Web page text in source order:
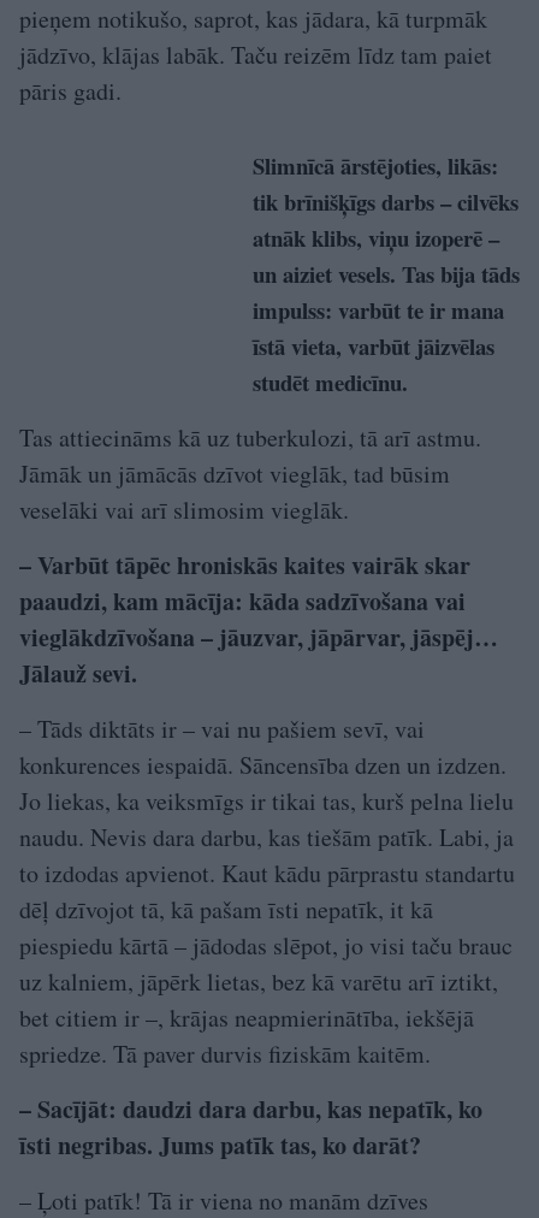
pieņem notikušo, saprot, kas jādara, kā turpmāk
jādzīvo, klājas labāk. Taču reizēm līdz tam paiet
pāris gadi.
Slimnīcā ārstējoties, likās:
tik brīnišķīgs darbs – cilvēks
atnāk klibs, viņu izoperē –
un aiziet vesels. Tas bija tāds
impulss: varbūt te ir mana
īstā vieta, varbūt jāizvēlas
studēt medicīnu.
Tas attiecināms kā uz tuberkulozi, tā arī astmu.
Jāmāk un jāmācās dzīvot vieglāk, tad būsim
veselāki vai arī slimosim vieglāk.
– Varbūt tāpēc hroniskās kaites vairāk skar
paaudzi, kam mācīja: kāda sadzīvošana vai
vieglākdzīvošana – jāuzvar, jāpārvar, jāspēj…
Jālauž sevi.
– Tāds diktāts ir – vai nu pašiem sevī, vai
konkurences iespaidā. Sāncensība dzen un izdzen.
Jo liekas, ka veiksmīgs ir tikai tas, kurš pelna lielu
naudu. Nevis dara darbu, kas tiešām patīk. Labi, ja
to izdodas apvienot. Kaut kādu pārprastu standartu
dēļ dzīvojot tā, kā pašam īsti nepatīk, it kā
piespiedu kārtā – jādodas slēpot, jo visi taču brauc
uz kalniem, jāpērk lietas, bez kā varētu arī iztikt,
bet citiem ir –, krājas neapmierinātība, iekšējā
spriedze. Tā paver durvis fiziskām kaitēm.
– Sacījāt: daudzi dara darbu, kas nepatīk, ko
īsti negribas. Jums patīk tas, ko darāt?
– Ļoti patīk! Tā ir viena no manām dzīves